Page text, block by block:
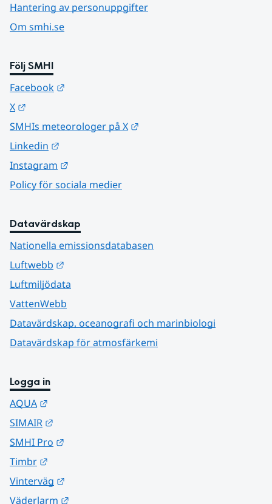
Hantering av personuppgifter
Om smhi.se
Följ SMHI
Facebook
X
SMHIs meteorologer på X
Linkedin
Instagram
Policy för sociala medier
Datavärdskap
Nationella emissionsdatabasen
Luftwebb
Luftmiljödata
VattenWebb
Datavärdskap, oceanografi och marinbiologi
Datavärdskap för atmosfärkemi
Logga in
AQUA
SIMAIR
SMHI Pro
Timbr
Vinterväg
Väderlarm